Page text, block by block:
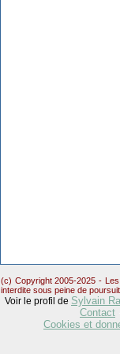
(c) Copyright 2005-2025 -
interdite sous peine de
Voir le profil de Sylvain
Contact
Cookies et